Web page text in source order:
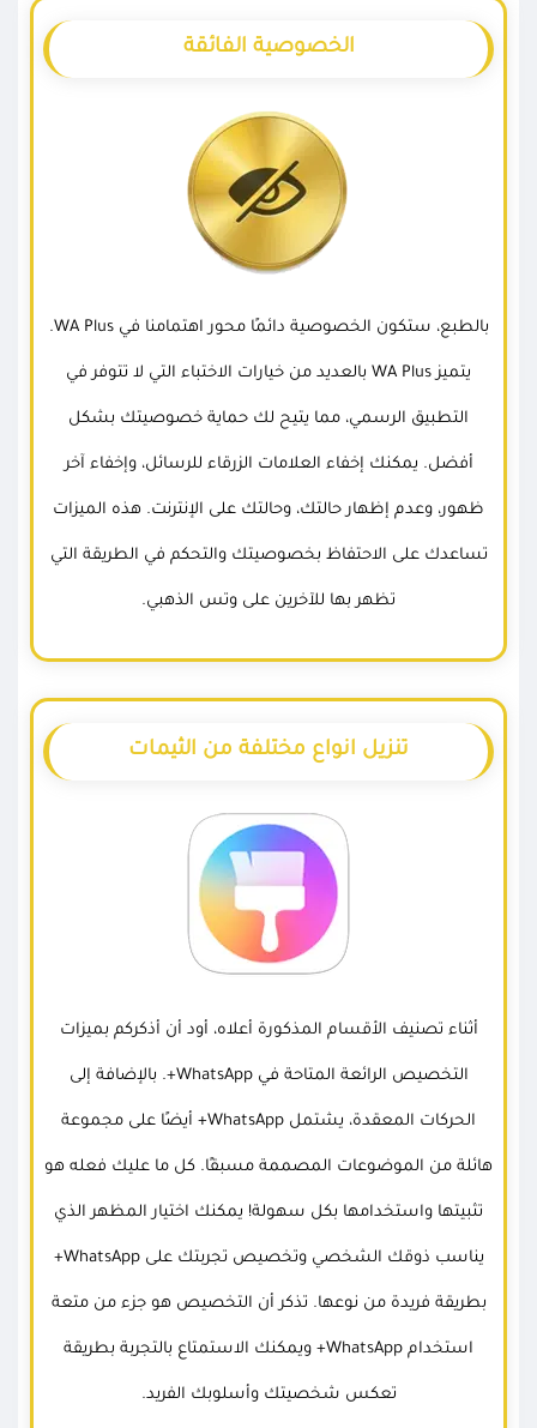
الخصوصية الفائقة
بالطبع، ستكون الخصوصية دائمًا محور اهتمامنا في WA Plus.
يتميز WA Plus بالعديد من خيارات الاختباء التي لا تتوفر في
التطبيق الرسمي، مما يتيح لك حماية خصوصيتك بشكل
أفضل. يمكنك إخفاء العلامات الزرقاء للرسائل، وإخفاء آخر
ظهور، وعدم إظهار حالتك، وحالتك على الإنترنت. هذه الميزات
تساعدك على الاحتفاظ بخصوصيتك والتحكم في الطريقة التي
تظهر بها للآخرين على وتس الذهبي.
تنزيل انواع مختلفة من الثيمات
أثناء تصنيف الأقسام المذكورة أعلاه، أود أن أذكركم بميزات
التخصيص الرائعة المتاحة في WhatsApp+. بالإضافة إلى
الحركات المعقدة، يشتمل WhatsApp+ أيضًا على مجموعة
هائلة من الموضوعات المصممة مسبقًا. كل ما عليك فعله هو
تثبيتها واستخدامها بكل سهولة! يمكنك اختيار المظهر الذي
يناسب ذوقك الشخصي وتخصيص تجربتك على WhatsApp+
بطريقة فريدة من نوعها. تذكر أن التخصيص هو جزء من متعة
استخدام WhatsApp+ ويمكنك الاستمتاع بالتجربة بطريقة
تعكس شخصيتك وأسلوبك الفريد.